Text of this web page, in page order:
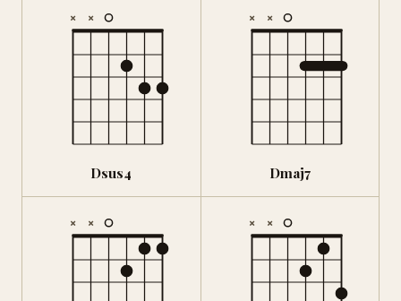
× ×
Dsus4
× ×
Dmaj7
× × × ×